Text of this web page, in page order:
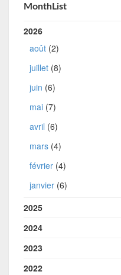
MonthList
2026
août (2)
juillet (8)
juin (6)
mai (7)
avril (6)
mars (4)
février (4)
janvier (6)
2025
2024
2023
2022